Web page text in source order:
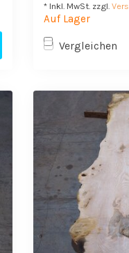
* Inkl. MwSt. zzgl.
Auf Lager
Vergleichen